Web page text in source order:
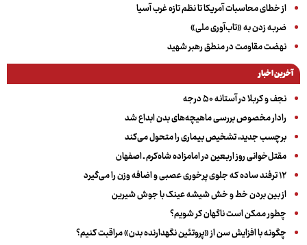
از خطای محاسبات آمریکا تا نظم تازه غرب آسیا
ضربه زدن به «تاب‌آوری ملی»
نهضت مقاومت در منطق رهبر شهید
آخرین اخبار
نجف و کربلا در آستانه ۵۰ درجه
رادار مخصوص بررسی ماهیچه‌های بدن ابداع شد
برچسب جدید، تشخیص بیماری را متحول می‌کند
مقتل‌خوانی روز اربعین در امامزاده شاه‌کرم ـ اصفهان
۱۲ ترفند ساده که جلوی پرخوری عصبی و اضافه ‌وزن را می‌گیرد
از بین بردن خط و خش شیشه عینک با جوش شیرین
چطور ممکن است ناگهان کر شویم؟
چگونه با افزایش سن از «پروتئین نگهدارنده بدن» مراقبت کنیم؟